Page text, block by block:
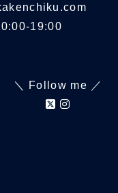
19:00
＼ Follow me ／